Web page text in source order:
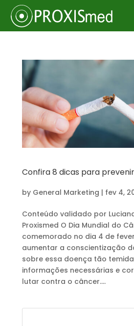
Confira 8 dicas para
by General Marketing | fev 4,
Conteúdo validado por
Proxismed O Dia Mundial do
comemorado no dia 4 de
aumentar a conscientização
sobre essa doença tão
informações necessárias e
lutar contra o câncer....